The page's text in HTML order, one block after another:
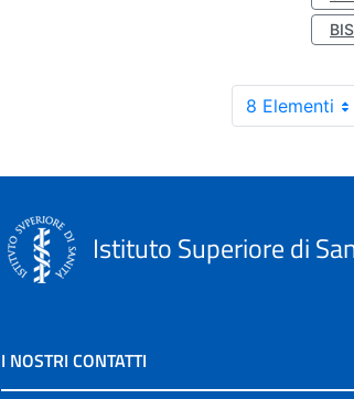
8 Elementi
Istituto Superiore di
I NOSTRI CONTATTI